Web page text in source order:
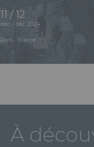
11 / 12
déc. / déc. 2024
Paris - France
À